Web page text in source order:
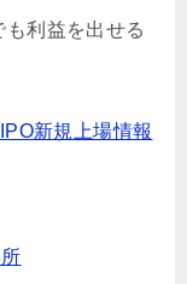
利益を出せる
新規上場情報